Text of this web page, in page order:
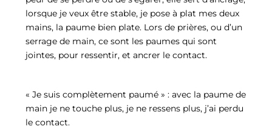
lorsque je veux être stable, je pose à plat mes deux
mains, la paume bien plate. Lors de prières, ou d’un
serrage de main, ce sont les paumes qui sont
jointes, pour ressentir, et ancrer le contact.
« Je suis complètement paumé » : avec la paume de
main je ne touche plus, je ne ressens plus, j’ai perdu
le contact.